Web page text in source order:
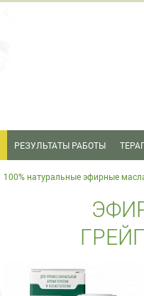
РЕЗУЛЬТАТЫ РАБОТЫ
100% натуральные эфирные